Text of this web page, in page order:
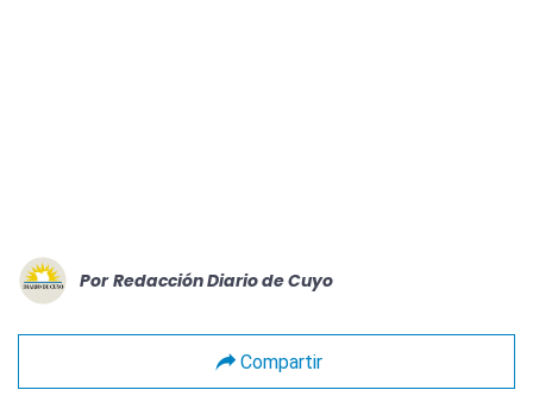
Por Redacción Diario de Cuyo
Compartir